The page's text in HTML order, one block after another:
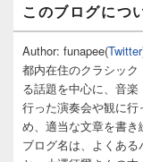
ン
サ
イ
バ
ー
ウ
ィ
このブログにつ
Author: funapee(Twitter
都内在住のクラシッ
る話題を中心に、音
行った演奏会や観に
め、適当な文章を書
ブログ名は、よくある